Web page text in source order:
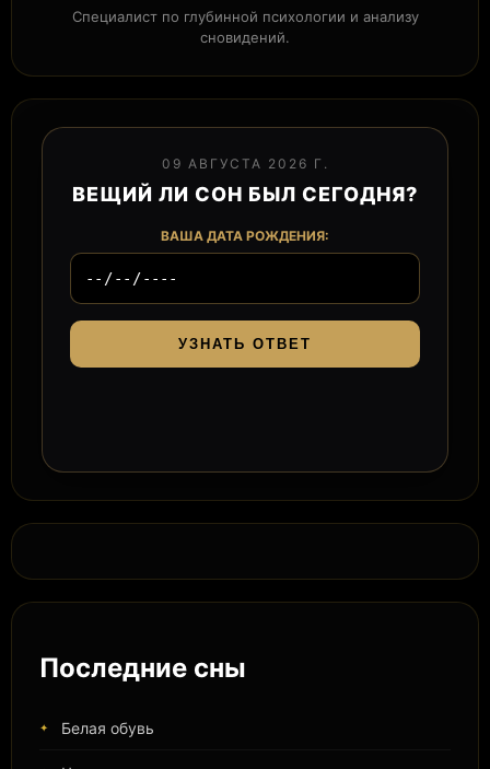
Специалист по глубинной психологии и анализу
сновидений.
09 АВГУСТА 2026 Г.
ВЕЩИЙ ЛИ СОН БЫЛ СЕГОДНЯ?
ВАША ДАТА РОЖДЕНИЯ:
УЗНАТЬ ОТВЕТ
Последние сны
Белая обувь